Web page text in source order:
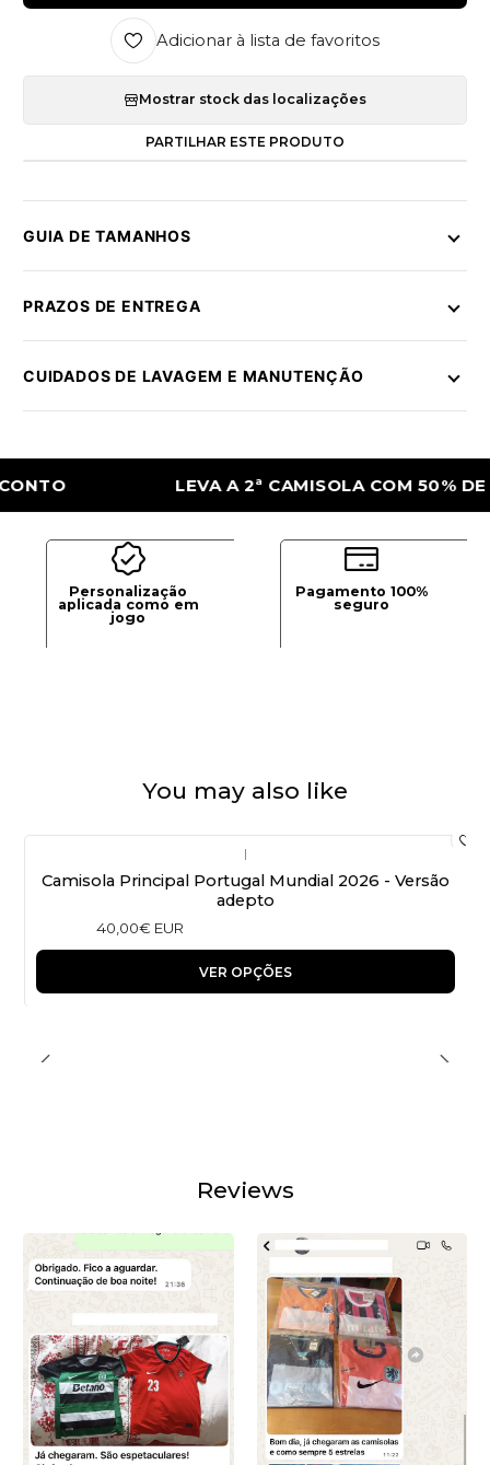
Adicionar à lista de favoritos
Mostrar stock das localizações
PARTILHAR ESTE PRODUTO
GUIA DE TAMANHOS
PRAZOS DE ENTREGA
CUIDADOS DE LAVAGEM E MANUTENÇÃO
LEVA A 2ª CAMISOLA COM 50% DE
Personalização
aplicada como em
jogo
Pagamento 100%
seguro
You may also like
Camisola Principal Portugal Mundial 2026 - Versão
adepto
40,00€ EUR
VER OPÇÕES
Reviews